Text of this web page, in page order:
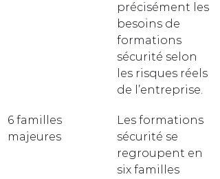
précisément les
besoins de
formations
sécurité selon
les risques réels
de l’entreprise.
6 familles
majeures
Les formations
sécurité se
regroupent en
six familles